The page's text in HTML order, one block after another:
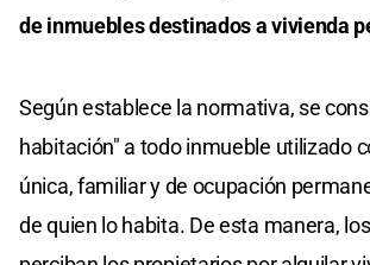
de inmuebles destinados a vivienda
Según establece la normativa, se
habitación" a todo inmueble utilizado
única, familiar y de ocupación
de quien lo habita. De esta manera,